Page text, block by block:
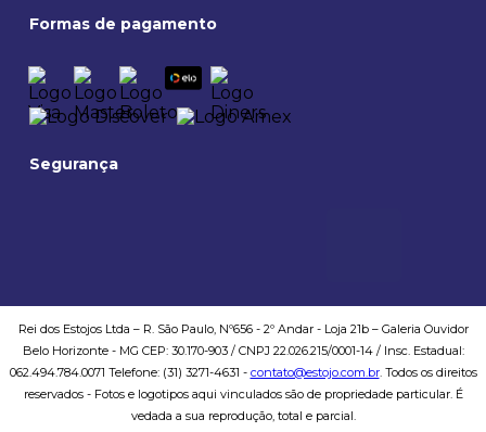
Trocas e devoluções
Formas de pagamento
Politica de compra
Formas de pagamento
Segurança
Rei dos Estojos Ltda – R. São Paulo, Nº656 - 2º Andar - Loja 21b – Galeria Ouvidor
Belo Horizonte - MG CEP: 30.170-903 / CNPJ 22.026.215/0001-14 / Insc. Estadual:
062.494.784.0071 Telefone: (31) 3271-4631 - contato@estojo.com.br. Todos os direitos
reservados - Fotos e logotipos aqui vinculados são de propriedade particular. É
vedada a sua reprodução, total e parcial.